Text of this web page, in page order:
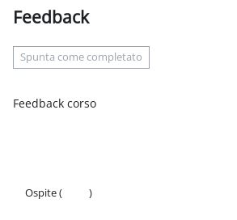
Feedback
Spunta come completato
Feedback corso
Ospite (
)